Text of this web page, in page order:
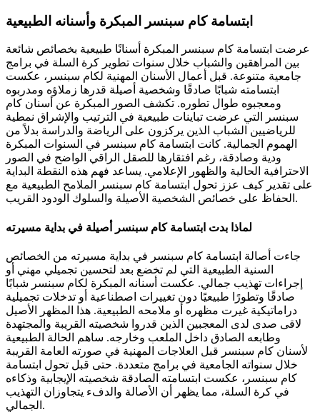
ابتسامة كام سبنسر المبكرة وأسنانه الطبيعية
عرضت ابتسامة كام سبنسر المبكرة أسنانًا طبيعية بخصائص شائعة
بين المراهقين والشباب خلال سنوات تطوير كرة السلة في برامج
جامعية متنوعة. قبل أعمال الأسنان المهنية لكام سبنسر، عكست
ابتسامته شبابًا صادقًا وشخصية أصيلة قدرها زملاؤه ومدربوه
ومعجبوه طوال تطوره. تكشف الصور المبكرة عن أسنان كام
سبنسر التي عرضت تباينات طبيعية في الترتيب والإشراق نمطية
للرياضيين الشباب الذين يركزون على الرياضة والدراسة بدلاً من
الهموم الجمالية. كانت ابتسامة كام سبنسر في السنوات المبكرة
ودية وصادقة، رغم افتقارها للصقل الراقي الواضح في الصور
الاحترافية الحالية والظهور الإعلامي. يساعد فهم هذه النقطة البداية
على تقدير كيف عزز تحول ابتسامة كام سبنسر الملامح الطبيعية مع
الحفاظ على خصائص الشخصية الأصيلة والسلوك الودود القريب.
لماذا بدت ابتسامة كام سبنسر أصيلة في بداية مسيرته
جاءت أصالة ابتسامة كام سبنسر في بداية مسيرته من الخصائص
السنية الطبيعية التي لم تخضع بعد لتحسين تجميلي مهني أو
إجراءات تهذيب جمالي. عكست أسنانه المبكرة لكام سبنسر شبابًا
صادقًا وتطورًا طبيعيًا دون تغييرات اصطناعية أو تدخلات تجميلية
دراماتيكية غيرت مظهره أو ملامحه الطبيعية. هذا المظهر الأصيل
لاقى صدى لدى المعجبين الذين قدروا شخصيته القريبة والمجتهدة
وطابعه الصادق داخل الملعب وخارجه. ساهم الحالة الطبيعية
لأسنان كام سبنسر قبل العلاجات المهنية في صورته العامة القريبة
خلال سنواته الجامعية في برامج متعددة. حتى قبل تحول ابتسامة
كام سبنسر، عكست ابتسامته الصادقة شخصيته الإيجابية وذكاءه
في كرة السلة، مما يظهر أن الأصالة والدفء يتجاوزان التهذيب
الجمالي.